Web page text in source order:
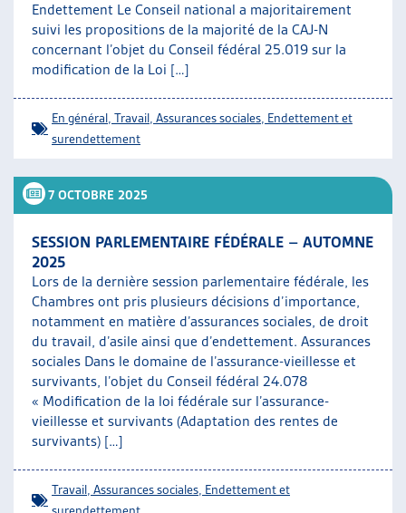
Endettement Le Conseil national a majoritairement
suivi les propositions de la majorité de la CAJ-N
concernant l’objet du Conseil fédéral 25.019 sur la
modification de la Loi […]
En général Travail Assurances sociales Endettement et
surendettement
7 OCTOBRE 2025
SESSION PARLEMENTAIRE FÉDÉRALE – AUTOMNE
2025
Lors de la dernière session parlementaire fédérale, les
Chambres ont pris plusieurs décisions d’importance,
notamment en matière d’assurances sociales, de droit
du travail, d’asile ainsi que d’endettement. Assurances
sociales Dans le domaine de l’assurance-vieillesse et
survivants, l’objet du Conseil fédéral 24.078
« Modification de la loi fédérale sur l’assurance-
vieillesse et survivants (Adaptation des rentes de
survivants) […]
Travail Assurances sociales Endettement et